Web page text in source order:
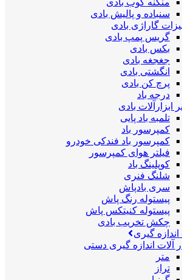
منگنه کوب بادی
سنباده و پالیش بادی
گاراژی بادی
گریس پمپ بادی
بکس بادی
جغجغه بادی
انگشتی بادی
پرچ کن بادی
درجه باد
ابزارآلات بادی
تلمبه باد پایی
کمپرسور باد
کمپرسور باد فندکی خودرو
فیلتر هوای کمپرسور
کوپلینگ باد
شلنگ فنری
سری بادپاش
پیستوله رنگ پاش
پیستوله کنیتکس پاش
چکش تخریب بادی
اندازه گیری
آلات اندازه گیری دستی
متر
تراز